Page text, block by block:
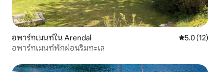
อพาร์ทเมนท์ใน Arendal คะแนนเฉลี่ย
5.0 (12)
อพาร์ทเมนท์พักผ่อนริมทะเล